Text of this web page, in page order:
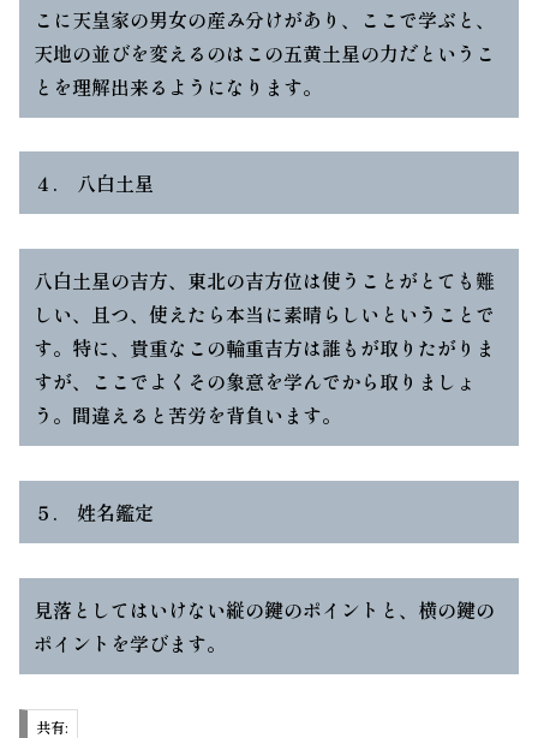
こに天皇家の男女の産み分けがあり、ここで学ぶと、
天地の並びを変えるのはこの五黄土星の力だというこ
とを理解出来るようになります。
４. 八白土星
八白土星の吉方、東北の吉方位は使うことがとても難
しい、且つ、使えたら本当に素晴らしいということで
す。特に、貴重なこの輪重吉方は誰もが取りたがりま
すが、ここでよくその象意を学んでから取りましょ
う。間違えると苦労を背負います。
５. 姓名鑑定
見落としてはいけない縦の鍵のポイントと、横の鍵の
ポイントを学びます。
共有: